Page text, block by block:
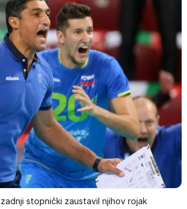
stopnički zaustavil njihov rojak